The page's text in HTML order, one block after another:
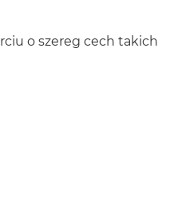
o szereg cech takich